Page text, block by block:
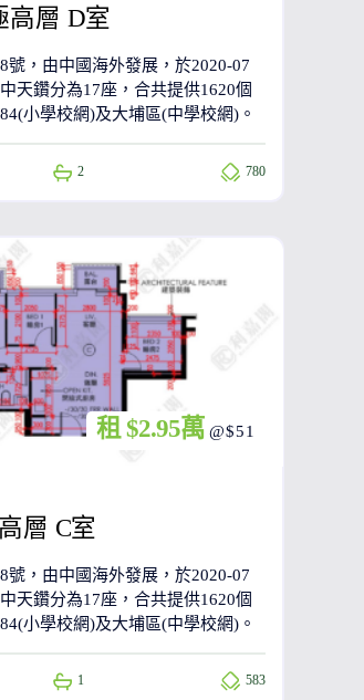
高層 D室
號，由中國海外發展，於2020-07
天鑽分為17座，合共提供1620個
小學校網)及大埔區(中學校網)。
2 780
層 C室
號，由中國海外發展，於2020-07
天鑽分為17座，合共提供1620個
小學校網)及大埔區(中學校網)。
1 583
租 $2.95萬 @$51